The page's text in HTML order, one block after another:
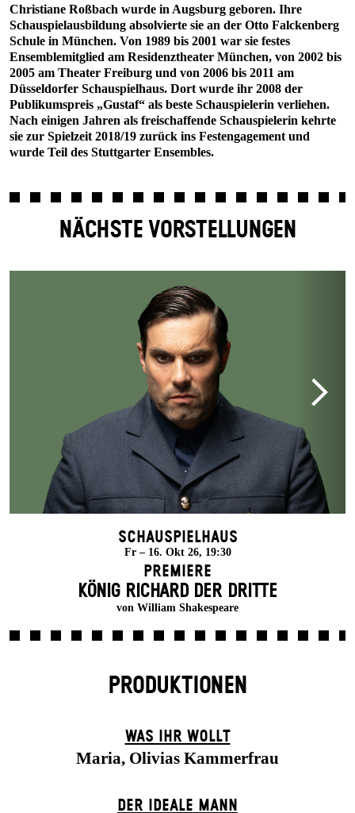
Christiane Roßbach wurde in Augsburg geboren. Ihre
Schauspielausbildung absolvierte sie an der Otto Falckenberg
Schule in München. Von 1989 bis 2001 war sie festes
Ensemblemitglied am Residenztheater München, von 2002 bis
2005 am Theater Freiburg und von 2006 bis 2011 am
Düsseldorfer Schauspielhaus. Dort wurde ihr 2008 der
Publikumspreis „Gustaf“ als beste Schauspielerin verliehen.
Nach einigen Jahren als freischaffende Schauspielerin kehrte
sie zur Spielzeit 2018/19 zurück ins Festengagement und
wurde Teil des Stuttgarter Ensembles.
NÄCHSTE VORSTELLUNGEN
Schauspielhaus
Fr – 16. Okt 26, 19:30
Premiere
KÖNIG RICHARD DER DRITTE
von William Shakespeare
PRODUKTIONEN
WAS IHR WOLLT
Maria, Olivias Kammerfrau
DER IDEALE MANN